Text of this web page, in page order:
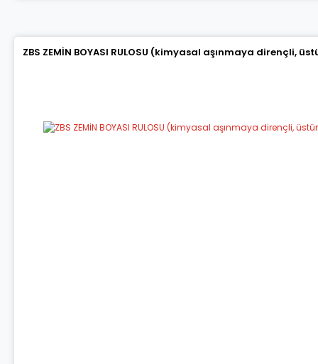
ZBS ZEMİN BOYASI RULOSU (kimyasal aşınmaya dirençli,